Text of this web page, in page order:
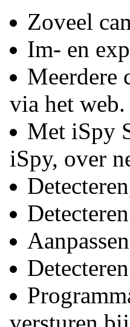
Zoveel
Im- en
Meerdere
via het web.
Met iSpy
iSpy, over